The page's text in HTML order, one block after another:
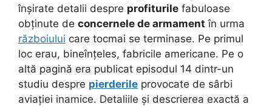
înșirate detalii despre profiturile fabuloase
obținute de concernele de armament în urma
războiului care tocmai se terminase. Pe primul
loc erau, bineînțeles, fabricile americane. Pe o
altă pagină era publicat episodul 14 dintr-un
studiu despre pierderile provocate de sârbi
aviației inamice. Detaliile și descrierea exactă a